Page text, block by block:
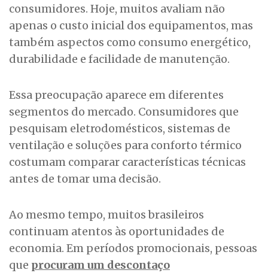
consumidores. Hoje, muitos avaliam não
apenas o custo inicial dos equipamentos, mas
também aspectos como consumo energético,
durabilidade e facilidade de manutenção.
Essa preocupação aparece em diferentes
segmentos do mercado. Consumidores que
pesquisam eletrodomésticos, sistemas de
ventilação e soluções para conforto térmico
costumam comparar características técnicas
antes de tomar uma decisão.
Ao mesmo tempo, muitos brasileiros
continuam atentos às oportunidades de
economia. Em períodos promocionais, pessoas
que procuram um descontaço